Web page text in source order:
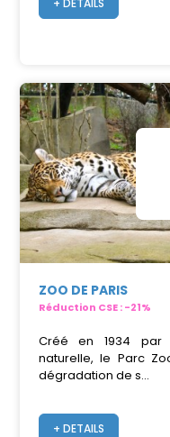
+ DETAILS
ZOO DE PARIS
Réduction CSE : -21%
Créé en 1934 par
naturelle, le Parc
dégradation de s...
+ DETAILS